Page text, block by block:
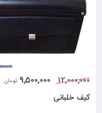
12,000,000
9,500,000 تومان
کیف خلبانی